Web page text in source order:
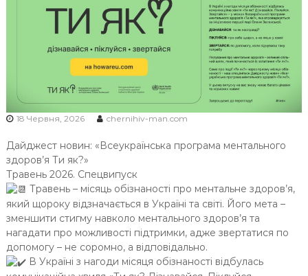
Ч
Н
І
В
С
Ь
К
Ї
М
О
Л
О
Д
І
18 Червня, 2026 chernihiv-man.com
Дайджест новин: «Всеукраїнська програма ментального
здоров’я Ти як?»
Травень 2026. Спецвипуск
Травень – місяць обізнаності про ментальне здоров’я,
який щороку відзначається в Україні та світі. Його мета –
зменшити стигму навколо ментального здоров’я та
нагадати про можливості підтримки, адже звертатися по
допомогу – не соромно, а відповідально.
В Україні з нагоди місяця обізнаності відбулась